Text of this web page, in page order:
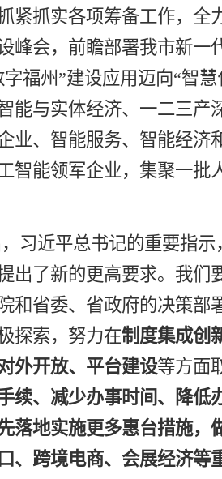
紧抓实各项筹备工作，全
峰会，前瞻部署我市新一
福州”建设应用迈向“智
能与实体经济、一二三产
业、智能服务、智能经济
智能领军企业，集聚一批
习近平总书记的重要指示
出了新的更高要求。我们
和省委、省政府的决策部
探索，努力在制度集成创
外开放、平台建设等方面
续、减少办事时间、降低
落地实施更多惠台措施，
、跨境电商、会展经济等